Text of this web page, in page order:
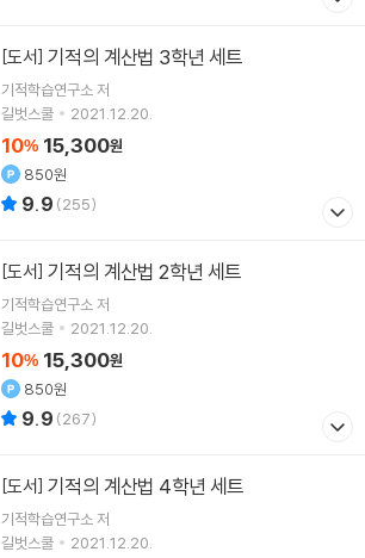
[도서] 기적의 계산법 3학년 세트
기적학습연구소 저
길벗스쿨
2021.12.20.
10% 15,300원
850원
9.9 (255)
[도서] 기적의 계산법 2학년 세트
기적학습연구소 저
길벗스쿨
2021.12.20.
10% 15,300원
850원
9.9 (267)
[도서] 기적의 계산법 4학년 세트
기적학습연구소 저
길벗스쿨
2021.12.20.